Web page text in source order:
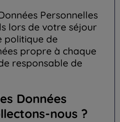
Personnelles
lors de votre séjour
politique de
propre à chaque
responsable de
Données
nous ?